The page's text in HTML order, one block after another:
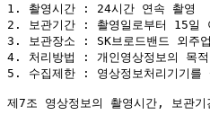
1. 촬영시간 : 24시간 연속 촬영
2. 보관기간 : 촬영일로부터 15일
3. 보관장소 : SK브로드밴드 외주
4. 처리방법 : 개인영상정보의 목
5. 수집제한 : 영상정보처리기기
제7조 영상정보의 촬영시간, 보관